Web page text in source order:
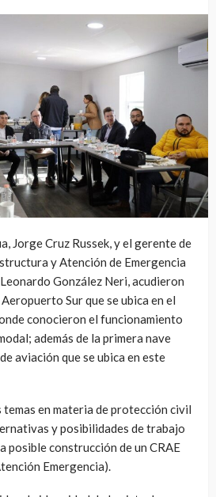
Jorge Cruz Russek, y el gerente de
y Atención de Emergencia
González Neri, acudieron
Sur que se ubica en el
conocieron el funcionamiento
además de la primera nave
aviación que se ubica en este
en materia de protección civil
y posibilidades de trabajo
posible construcción de un CRAE
Emergencia).